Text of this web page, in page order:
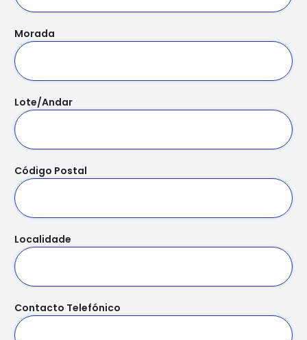
Morada
Lote/Andar
Código Postal
Localidade
Contacto Telefónico